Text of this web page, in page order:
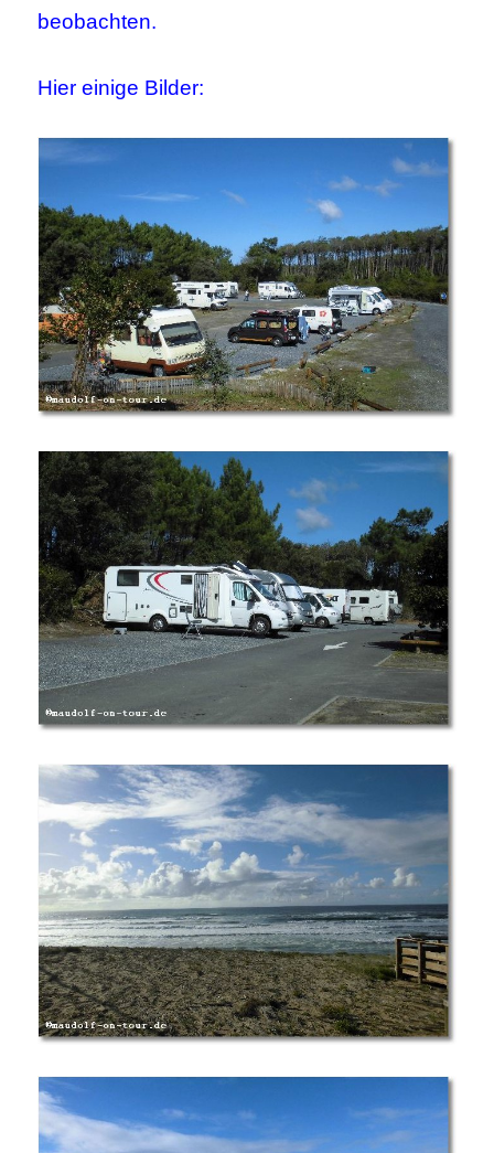
beobachten.
Hier einige Bilder: